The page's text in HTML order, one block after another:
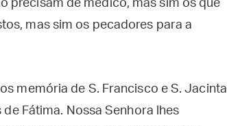
precisam de médico, mas sim os que
mas sim os pecadores para a
memória de S. Francisco e S. Jacinta
Fátima. Nossa Senhora lhes